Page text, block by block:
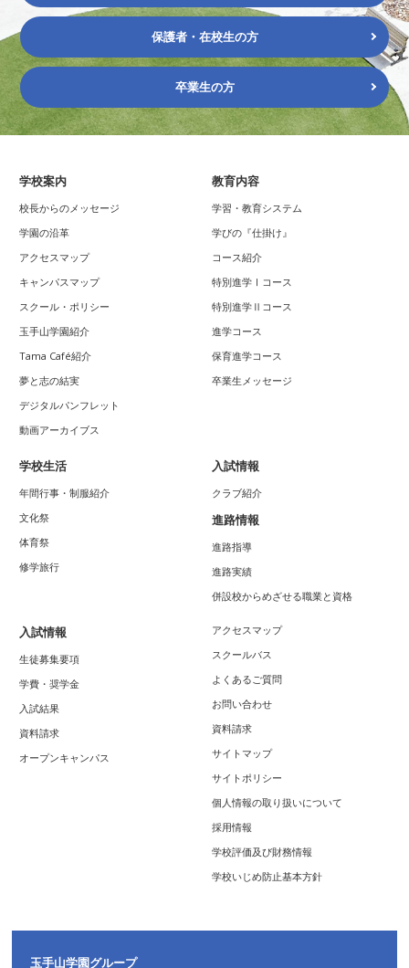
保護者・在校生の方
卒業生の方
学校案内
校長からのメッセージ
学園の沿革
アクセスマップ
キャンパスマップ
スクール・ポリシー
玉手山学園紹介
Tama Café紹介
夢と志の結実
デジタルパンフレット
動画アーカイブス
教育内容
学習・教育システム
学びの『仕掛け』
コース紹介
特別進学Ⅰコース
特別進学Ⅱコース
進学コース
保育進学コース
卒業生メッセージ
学校生活
年間行事・制服紹介
文化祭
体育祭
修学旅行
入試情報
クラブ紹介
進路情報
進路指導
進路実績
併設校からめざせる職業と資格
入試情報
生徒募集要項
学費・奨学金
入試結果
資料請求
オープンキャンパス
アクセスマップ
スクールバス
よくあるご質問
お問い合わせ
資料請求
サイトマップ
サイトポリシー
個人情報の取り扱いについて
採用情報
学校評価及び財務情報
学校いじめ防止基本方針
玉手山学園グループ